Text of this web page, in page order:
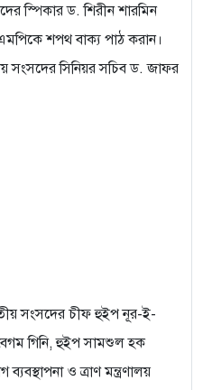
স্পিকার ড. শিরীন শারমিন
এমপিকে শপথ বাক্য পাঠ করান।
সংসদের সিনিয়র সচিব ড. জাফর
সংসদের চীফ হুইপ নূর-ই-
গিনি, হুইপ সামশুল হক
ও ত্রাণ মন্ত্রণালয়